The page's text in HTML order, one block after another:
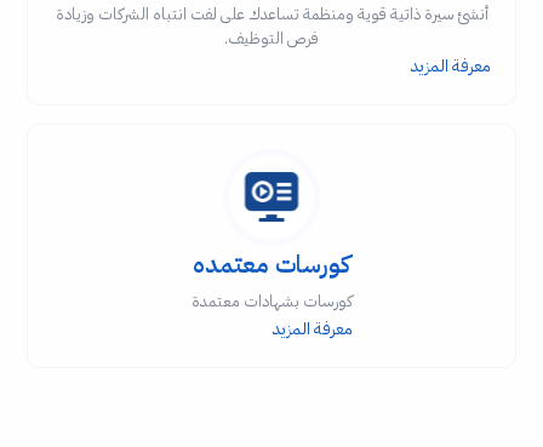
أنشئ سيرة ذاتية قوية ومنظمة تساعدك على لفت انتباه الشركات وزيادة
فرص التوظيف.
معرفة المزيد
كورسات معتمده
كورسات بشهادات معتمدة
معرفة المزيد